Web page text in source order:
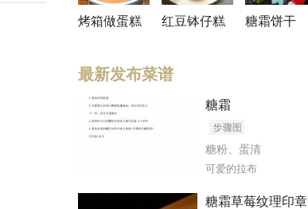
烤箱做蛋糕 红豆钵仔糕 糖霜饼干
最新发布菜谱
糖霜
糖粉、 蛋清
可爱的拉布
糖霜草莓纹理印章